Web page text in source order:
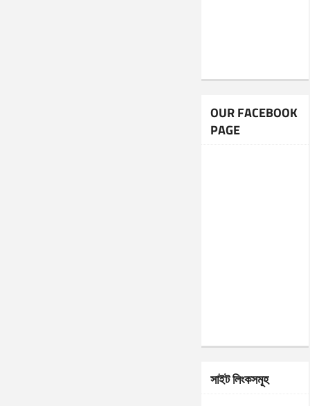
OUR FACEBOOK
PAGE
সাইট লিংকসমূহ